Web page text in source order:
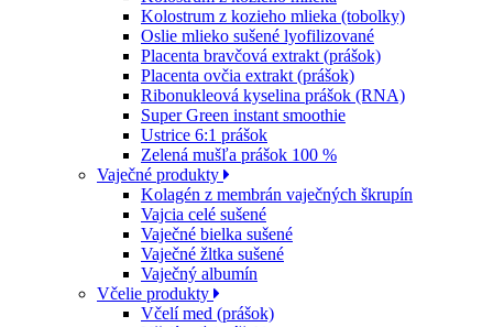
Kolostrum z kozieho mlieka (tobolky)
Oslie mlieko sušené lyofilizované
Placenta bravčová extrakt (prášok)
Placenta ovčia extrakt (prášok)
Ribonukleová kyselina prášok (RNA)
Super Green instant smoothie
Ustrice 6:1 prášok
Zelená mušľa prášok 100 %
Vaječné produkty
Kolagén z membrán vaječných škrupín
Vajcia celé sušené
Vaječné bielka sušené
Vaječné žltka sušené
Vaječný albumín
Včelie produkty
Včelí med (prášok)